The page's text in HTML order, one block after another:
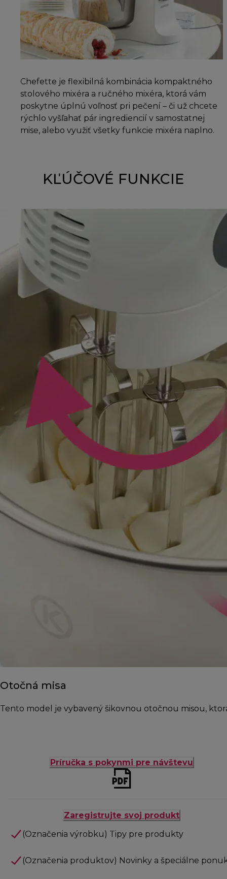
Chefette je flexibilná kombinácia kompaktného
stolového mixéra a ručného mixéra, ktorá vám
poskytne úplnú voľnosť pri pečení – či už chcete
rýchlo vyšľahať pár ingrediencií v samostatnej
mise, alebo využiť všetky funkcie mixéra naplno.
KĽÚČOVÉ FUNKCIE
Otočná misa
Tento model je vybavený šikovnou otočnou misou,
Príručka s pokynmi pre návštevu
Zaregistrujte svoj produkt
(Označenia výrobku) Tipy pre produkty
(Označenia produktov) Novinky a špeciálne